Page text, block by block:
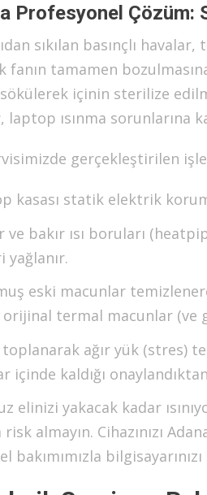
Profesyonel Çözüm:
sıkılan basınçlı
fanın tamamen
içinin sterilize
, laptop ısınma sorunlarına
gerçekleştirilen
kasası statik elektrik
ve bakır ısı boruları
yağlanır.
eski macunlar
termal macunlar (ve
toplanarak ağır yük (stres)
içinde kaldığı
elinizi yakacak kadar
risk almayın. Cihazınızı
bakımımızla